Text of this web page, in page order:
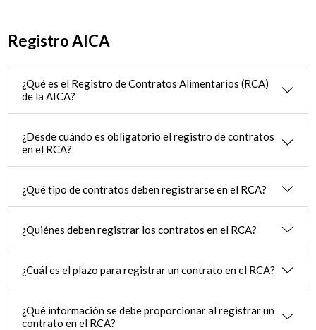
Registro AICA
¿Qué es el Registro de Contratos Alimentarios (RCA)
de la AICA?
¿Desde cuándo es obligatorio el registro de contratos
en el RCA?
¿Qué tipo de contratos deben registrarse en el RCA?
¿Quiénes deben registrar los contratos en el RCA?
¿Cuál es el plazo para registrar un contrato en el RCA?
¿Qué información se debe proporcionar al registrar un
contrato en el RCA?